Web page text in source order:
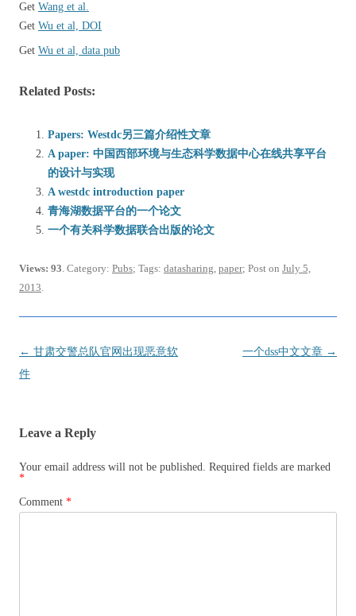
Get Wang et al.
Get Wu et al, DOI
Get Wu et al, data pub
Related Posts:
Papers: Westdc另三篇介绍性文章
A paper: 中国西部环境与生态科学数据中心在线共享平台
的设计与实现
A westdc introduction paper
青海湖数据平台的一个论文
一个有关科学数据联合出版的论文
Views: 93. Category: Pubs; Tags: datasharing, paper; Post on July 5,
2013.
Post
navigation
← 甘肃交警总队官网出现恶意软
件
一个dss中文文章 →
Leave a Reply
Your email address will not be published. Required fields are marked
*
Comment *